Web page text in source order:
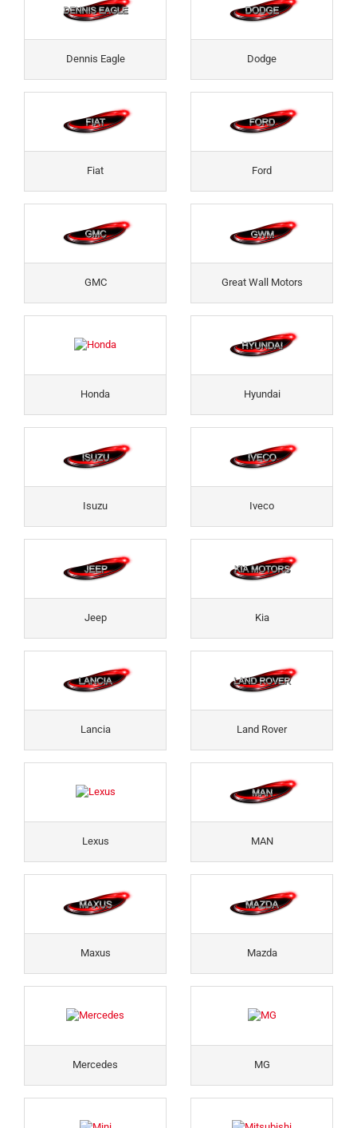
Dennis Eagle Dodge
Fiat Ford
GMC Great Wall Motors
Honda Hyundai
Isuzu Iveco
Jeep Kia
Lancia Land Rover
Lexus MAN
Maxus Mazda
Mercedes MG